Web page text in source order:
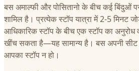
बस अमाल्फी और पोसितानो के बीच कई बिंदुओं
शामिल है। प्रत्येक स्टॉप यात्रा में 2-5 मिनट
आधिकारिक स्टॉप के बीच एक स्टॉप का अनुरोध
खींच सकता है—यह सामान्य है। बस अपनी
आपका स्टॉप न हो।